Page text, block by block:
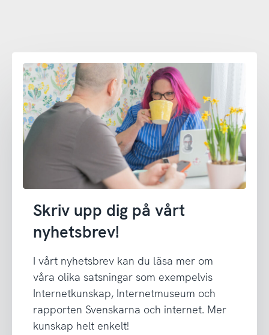
Skriv upp dig på vårt
nyhetsbrev!
I vårt nyhetsbrev kan du läsa mer om
våra olika satsningar som exempelvis
Internetkunskap, Internetmuseum och
rapporten Svenskarna och internet. Mer
kunskap helt enkelt!